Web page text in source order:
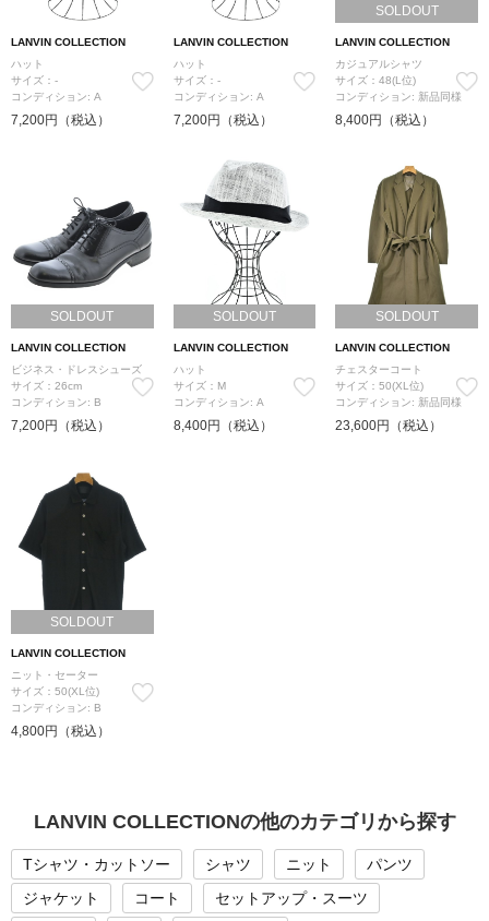
LANVIN COLLECTION
ハット
サイズ：-
コンディション: A
7,200円（税込）
LANVIN COLLECTION
ハット
サイズ：-
コンディション: A
7,200円（税込）
SOLDOUT
LANVIN COLLECTION
カジュアルシャツ
サイズ：48(L位)
コンディション: 新品同様
8,400円（税込）
SOLDOUT
LANVIN COLLECTION
ビジネス・ドレスシューズ
サイズ：26cm
コンディション: B
7,200円（税込）
SOLDOUT
LANVIN COLLECTION
ハット
サイズ：M
コンディション: A
8,400円（税込）
SOLDOUT
LANVIN COLLECTION
チェスターコート
サイズ：50(XL位)
コンディション: 新品同様
23,600円（税込）
SOLDOUT
LANVIN COLLECTION
ニット・セーター
サイズ：50(XL位)
コンディション: B
4,800円（税込）
LANVIN COLLECTIONの他のカテゴリから探す
Tシャツ・カットソー シャツ ニット
パンツ
ジャケット
コート
セットアップ・スーツ